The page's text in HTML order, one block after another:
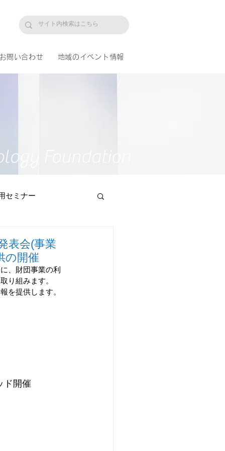
問い合わせ 地域のイベント情報
Foundation
セミナー
表会(事業
の開催
、財団事業の利
り組みます。
を提供します。
ド開催